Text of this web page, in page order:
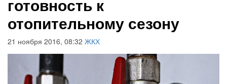
готовность к
отопительному сезону
21 ноября 2016, 08:32 ЖКХ